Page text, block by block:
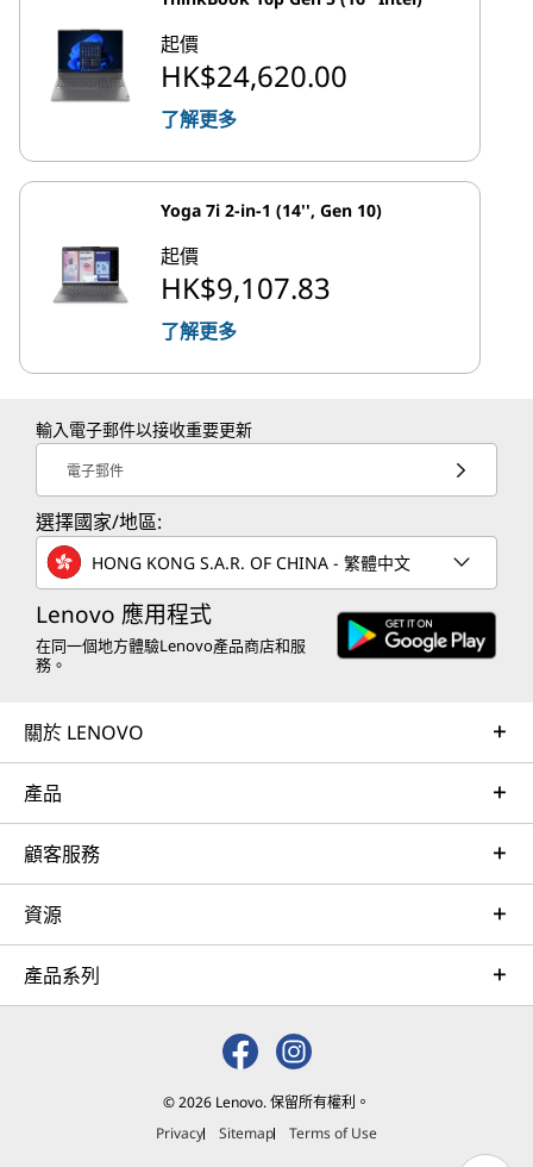
起價
HK$24,620.00
了解更多
Yoga 7i 2-in-1 (14'', Gen 10)
起價
HK$9,107.83
了解更多
輸入電子郵件以接收重要更新
電子郵件
選擇國家/地區:
HONG KONG S.A.R. OF CHINA - 繁體中文
Lenovo 應用程式
在同一個地方體驗Lenovo產品商店和服
務。
關於 LENOVO
產品
顧客服務
資源
產品系列
© 2026 Lenovo. 保留所有權利。
Privacy
Sitemap Terms of Use